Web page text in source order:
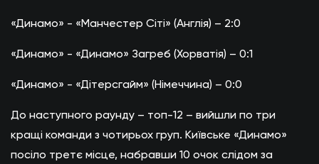
«Динамо» - «Манчестер Сіті» (Англія) – 2:0
«Динамо» - «Динамо» Загреб (Хорватія) – 0:1
«Динамо» - «Дітерсгайм» (Німеччина) – 0:0
До наступного раунду – топ-12 – вийшли по три
кращі команди з чотирьох груп. Київське «Динамо»
посіло третє місце, набравши 10 очок слідом за